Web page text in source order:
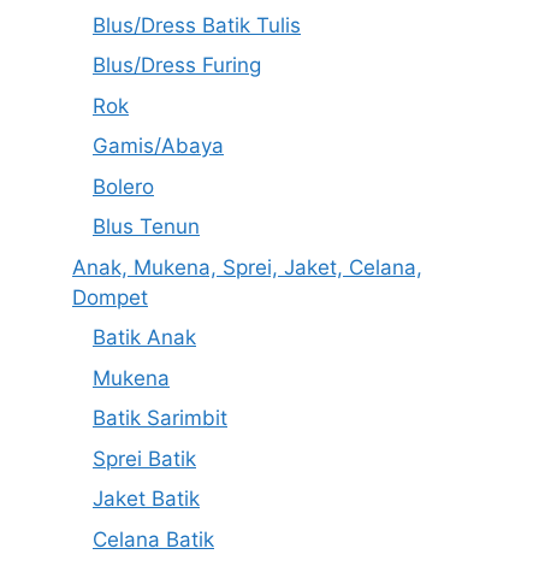
Blus/Dress Batik Tulis
Blus/Dress Furing
Rok
Gamis/Abaya
Bolero
Blus Tenun
Anak, Mukena, Sprei, Jaket, Celana,
Dompet
Batik Anak
Mukena
Batik Sarimbit
Sprei Batik
Jaket Batik
Celana Batik